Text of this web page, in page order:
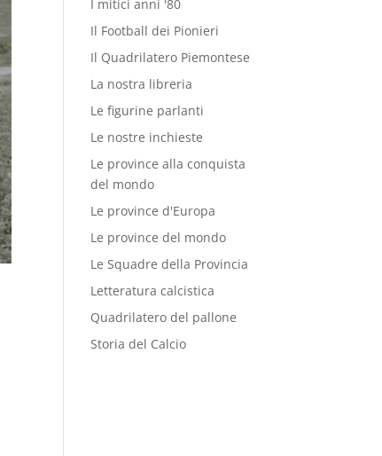
I mitici anni '80
Il Football dei Pionieri
Il Quadrilatero Piemontese
La nostra libreria
Le figurine parlanti
Le nostre inchieste
Le province alla conquista
del mondo
Le province d'Europa
Le province del mondo
Le Squadre della Provincia
Letteratura calcistica
Quadrilatero del pallone
Storia del Calcio